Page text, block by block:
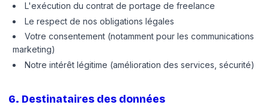
L'exécution du contrat de portage de freelance
Le respect de nos obligations légales
Votre consentement (notamment pour les communications
marketing)
Notre intérêt légitime (amélioration des services, sécurité)
6. Destinataires des données